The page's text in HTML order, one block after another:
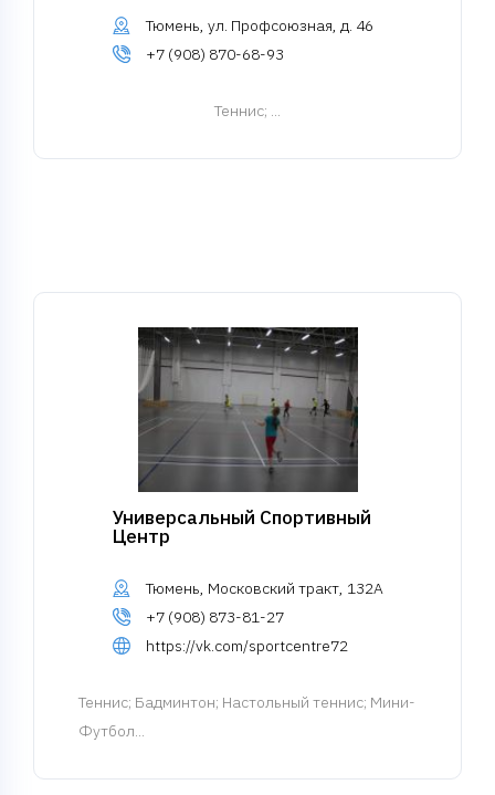
Тюмень, ул. Профсоюзная, д. 46
+7 (908) 870-68-93
Теннис; ...
Универсальный Спортивный
Центр
Тюмень, Московский тракт, 132А
+7 (908) 873-81-27
https://vk.com/sportcentre72
Теннис; Бадминтон; Настольный теннис; Мини-
Футбол...